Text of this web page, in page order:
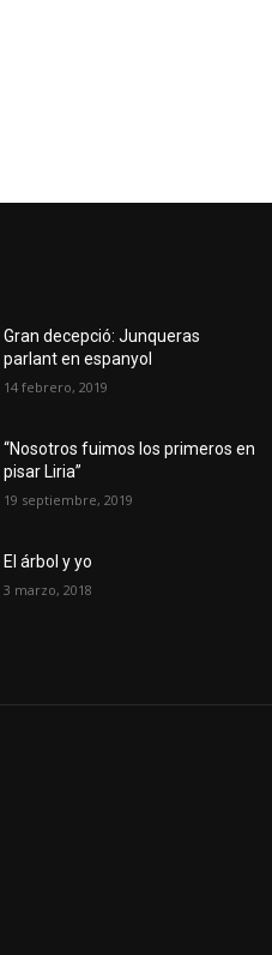
Gran decepció: Junqueras
parlant en espanyol
14 febrero, 2019
“Nosotros fuimos los primeros en
pisar Liria”
19 septiembre, 2019
El árbol y yo
3 marzo, 2018